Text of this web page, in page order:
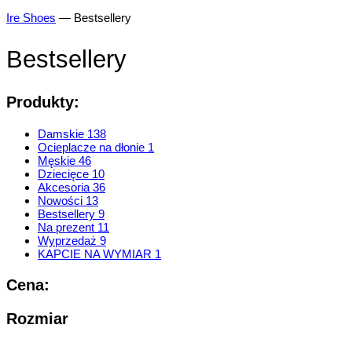
Ire Shoes — Bestsellery
Bestsellery
Produkty:
Damskie 138
Ocieplacze na dłonie 1
Męskie 46
Dziecięce 10
Akcesoria 36
Nowości 13
Bestsellery 9
Na prezent 11
Wyprzedaż 9
KAPCIE NA WYMIAR 1
Cena:
Rozmiar